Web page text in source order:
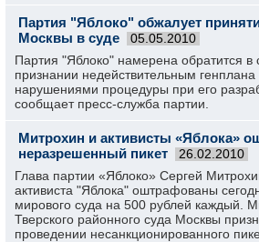
Партия "Яблоко" обжалует
Москвы в суде
05.05.2010
Партия "Яблоко" намерена обратится в
признании недействительным
нарушениями процедуры при его
сообщает пресс-служба партии.
Митрохин и активисты «Яблока»
неразрешенный пикет
26.02.2010
Глава партии «Яблоко» Сергей
активиста "Яблока" оштрафованы
мирового суда на 500 рублей каждый.
Тверского районного суда Москвы
проведении несанкционированного